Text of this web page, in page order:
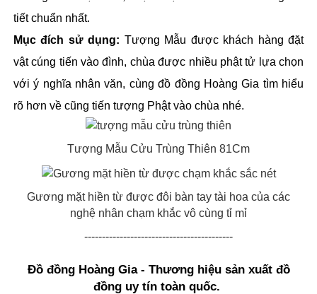
tiết chuẩn nhất.
Mục đích sử dụng: Tượng Mẫu được khách hàng đặt
vật cúng tiến vào đình, chùa được nhiều phật tử lựa chọn
với ý nghĩa nhân văn, cùng đồ đồng Hoàng Gia tìm hiểu
rõ hơn về cũng tiến tượng Phật vào chùa nhé.
Tượng Mẫu Cửu Trùng Thiên 81Cm
Gương mặt hiền từ được đôi bàn tay tài hoa của các
nghệ nhân chạm khắc vô cùng tỉ mỉ
------------------------------------------
Đồ đồng Hoàng Gia - Thương hiệu sản xuất đồ
đồng uy tín toàn quốc.